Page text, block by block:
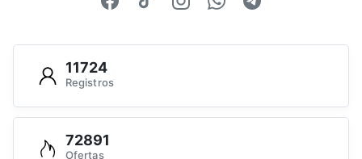
11724
Registros
72891
Ofertas